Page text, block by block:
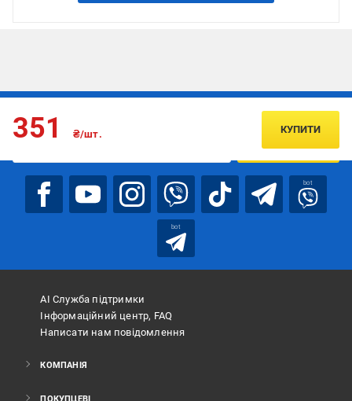
351 ₴/шт. КУПИТИ
Підписуйтесь, щоб дізнаватись першим про акції та пропозиції
ПІДПИСАТИСЯ
bot
bot
АІ Служба підтримки
Інформаційний центр, FAQ
Написати нам повідомлення
КОМПАНІЯ